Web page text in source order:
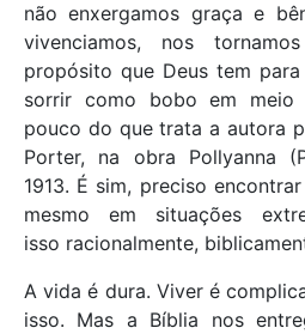
não enxergamos graça e
vivenciamos, nos
propósito que Deus tem
sorrir como bobo em meio
pouco do que trata a autora
Porter, na obra Pollyanna
1913. É sim, preciso
mesmo em situações
isso racionalmente,
A vida é dura. Viver é
isso. Mas a Bíblia nos